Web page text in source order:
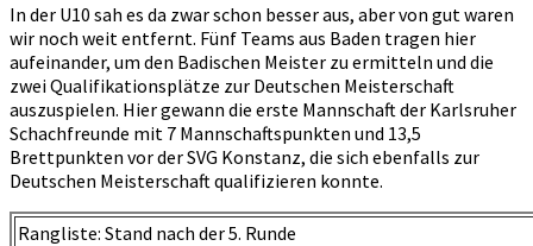
In der U10 sah es da zwar schon besser aus, aber von gut waren
wir noch weit entfernt. Fünf Teams aus Baden tragen hier
aufeinander, um den Badischen Meister zu ermitteln und die
zwei Qualifikationsplätze zur Deutschen Meisterschaft
auszuspielen. Hier gewann die erste Mannschaft der Karlsruher
Schachfreunde mit 7 Mannschaftspunkten und 13,5
Brettpunkten vor der SVG Konstanz, die sich ebenfalls zur
Deutschen Meisterschaft qualifizieren konnte.
Rangliste: Stand nach der 5. Runde